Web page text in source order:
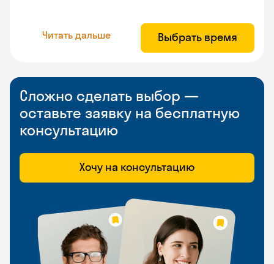
Читать дальше Выбрать время
Сложно сделать выбор —
оставьте заявку на бесплатную
консультацию
Хочу на консультацию